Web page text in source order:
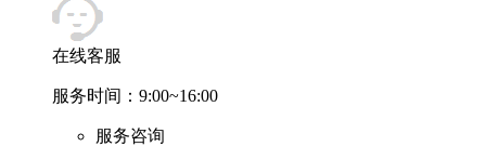
在线客服
服务时间：9:00~16:00
服务咨询